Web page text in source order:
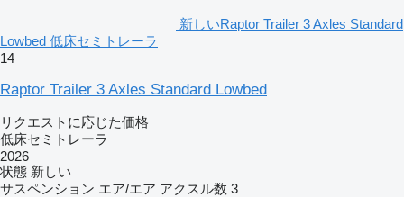
新しいRaptor Trailer 3 Axles Standard
Lowbed 低床セミトレーラ
14
Raptor Trailer 3 Axles Standard Lowbed
リクエストに応じた価格
低床セミトレーラ
2026
状態 新しい
サスペンション エア/エア アクスル数 3